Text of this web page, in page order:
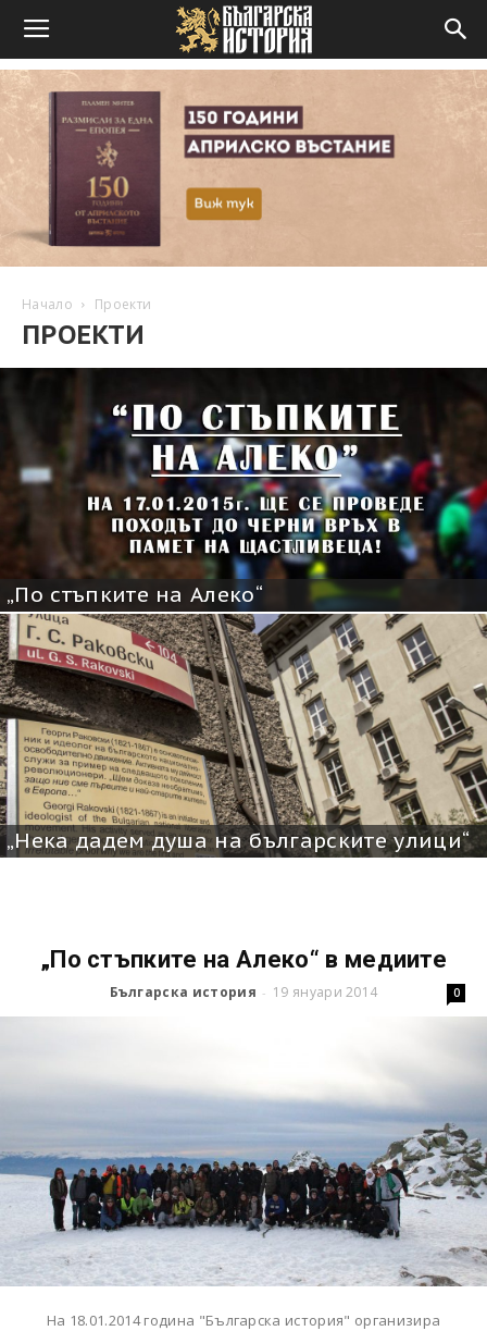
Начало Проекти
ПРОЕКТИ
„По стъпките на Алеко“
„Нека дадем душа на българските улици“
„По стъпките на Алеко“ в медиите
Българска история - 19 януари 2014 0
На 18.01.2014 година "Българска история" организира